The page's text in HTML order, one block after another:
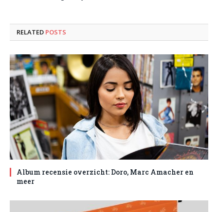
RELATED POSTS
Album recensie overzicht: Doro, Marc Amacher en
meer